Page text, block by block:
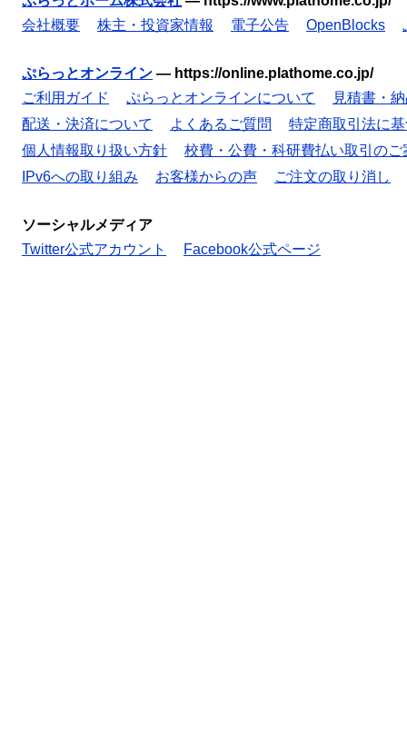
会社概要
株主・投資家情報 電子公告 OpenBlocks
ぷらっとオンライン — https://online.plathome.co.jp/
ご利用ガイド
ぷらっとオンラインについて
見積書・
配送・決済について
よくあるご質問
特定商取引法に
個人情報取り扱い方針
校費・公費・科研費払い取引のご
IPv6への取り組み
お客様からの声 ご注文の取り消し
ソーシャルメディア
Twitter公式アカウント
Facebook公式ページ